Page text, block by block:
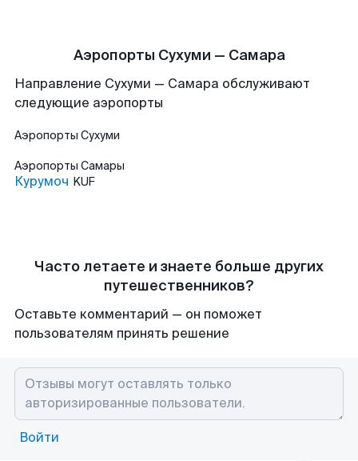
Аэропорты Сухуми — Самара
Направление Сухуми — Самара обслуживают
следующие аэропорты
Аэропорты Сухуми
Аэропорты Самары
Курумоч KUF
Часто летаете и знаете больше других
путешественников?
Оставьте комментарий — он поможет
пользователям принять решение
Войти